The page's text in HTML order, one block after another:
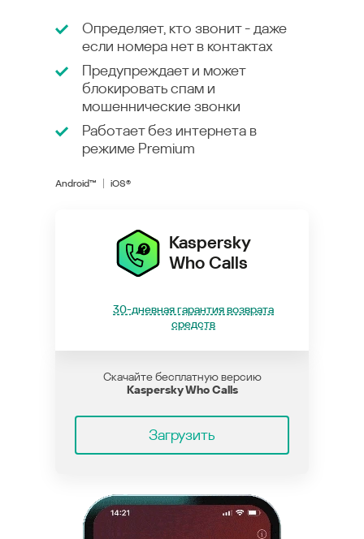
Определяет, кто звонит - даже
если номера нет в контактах
Предупреждает и может
блокировать спам и
мошеннические звонки
Работает без интернета в
режиме Premium
Android™ iOS®
Kaspersky
Who Calls
30-дневная гарантия возврата
средств
Скачайте бесплатную версию
Kaspersky Who Calls
Загрузить